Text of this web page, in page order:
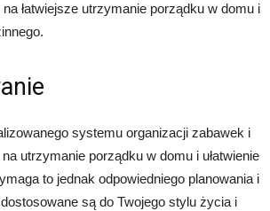
łatwiejsze utrzymanie porządku w domu i
systemu organizacji zabawek i
utrzymanie porządku w domu i ułatwienie
to jednak odpowiedniego planowania i
są do Twojego stylu życia i